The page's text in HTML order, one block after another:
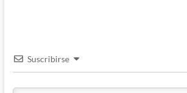
Suscribirse